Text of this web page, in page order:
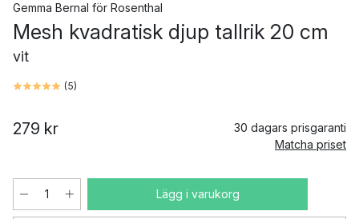
Gemma Bernal för Rosenthal
Mesh kvadratisk djup tallrik 20 cm
vit
(5)
279 kr
30 dagars prisgaranti
Matcha priset
Lägg i varukorg